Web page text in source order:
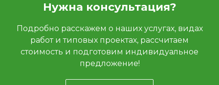
Нужна консультация?
Подробно расскажем о наших услугах, видах
работ и типовых проектах, рассчитаем
стоимость и подготовим индивидуальное
предложение!